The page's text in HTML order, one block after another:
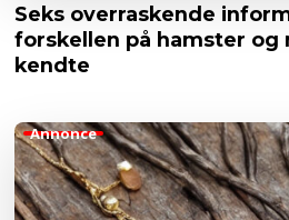
Seks overraskende
forskellen på hamster og
kendte
Annonce